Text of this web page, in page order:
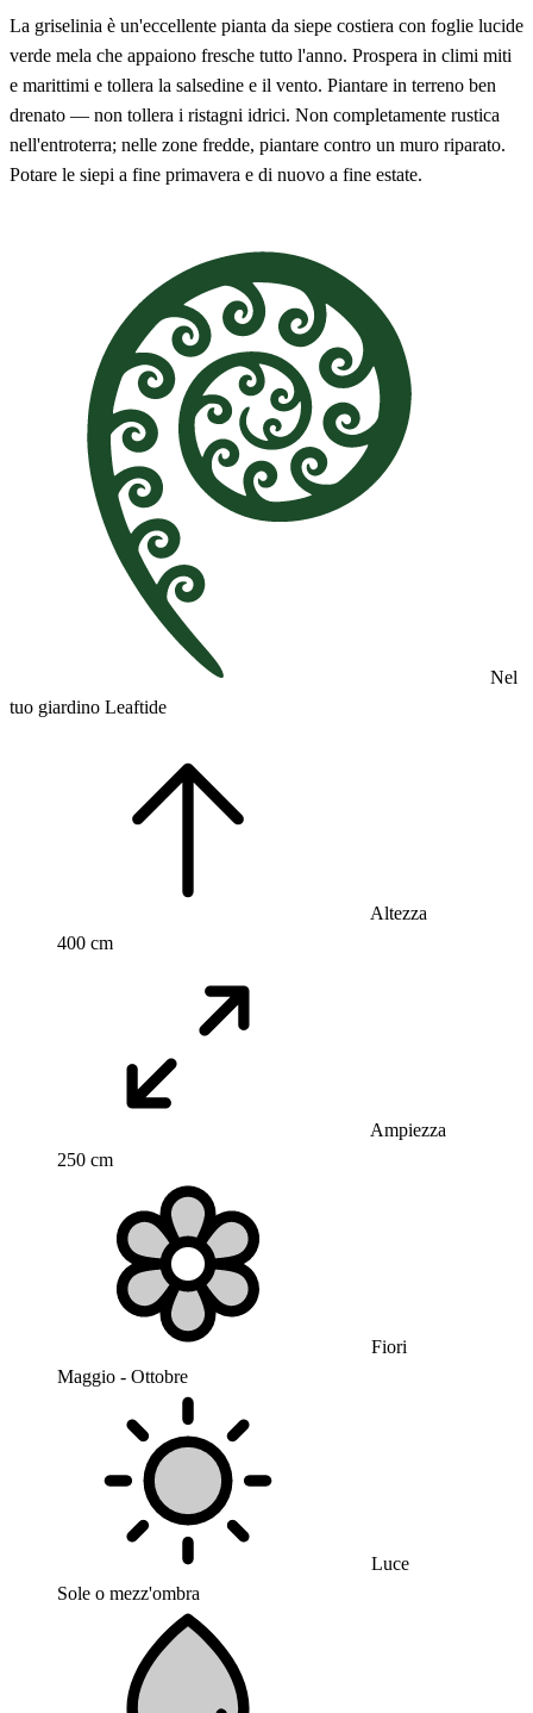
La griselinia è un'eccellente pianta da siepe costiera con foglie lucide
verde mela che appaiono fresche tutto l'anno. Prospera in climi miti
e marittimi e tollera la salsedine e il vento. Piantare in terreno ben
drenato — non tollera i ristagni idrici. Non completamente rustica
nell'entroterra; nelle zone fredde, piantare contro un muro riparato.
Potare le siepi a fine primavera e di nuovo a fine estate.
Nel
tuo giardino Leaftide
Altezza
400 cm
Ampiezza
250 cm
Fiori
Maggio - Ottobre
Luce
Sole o mezz'ombra